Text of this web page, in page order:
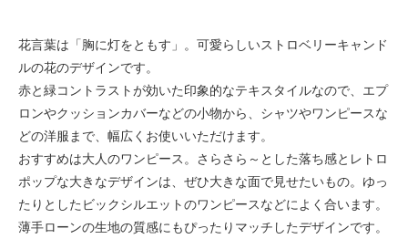
花言葉は「胸に灯をともす」。可愛らしいストロベリーキャンド
ルの花のデザインです。
赤と緑コントラストが効いた印象的なテキスタイルなので、エプ
ロンやクッションカバーなどの小物から、シャツやワンピースな
どの洋服まで、幅広くお使いいただけます。
おすすめは大人のワンピース。さらさら～とした落ち感とレトロ
ポップな大きなデザインは、ぜひ大きな面で見せたいもの。ゆっ
たりとしたビックシルエットのワンピースなどによく合います。
薄手ローンの生地の質感にもぴったりマッチしたデザインです。